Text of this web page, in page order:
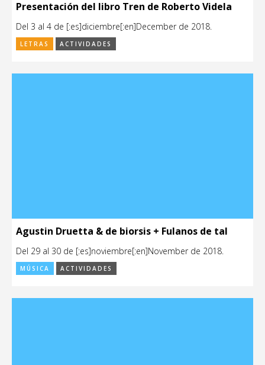
Presentación del libro Tren de Roberto Videla
Del 3 al 4 de [:es]diciembre[:en]December de 2018.
LETRAS ACTIVIDADES
Agustin Druetta & de biorsis + Fulanos de tal
Del 29 al 30 de [:es]noviembre[:en]November de 2018.
MÚSICA ACTIVIDADES